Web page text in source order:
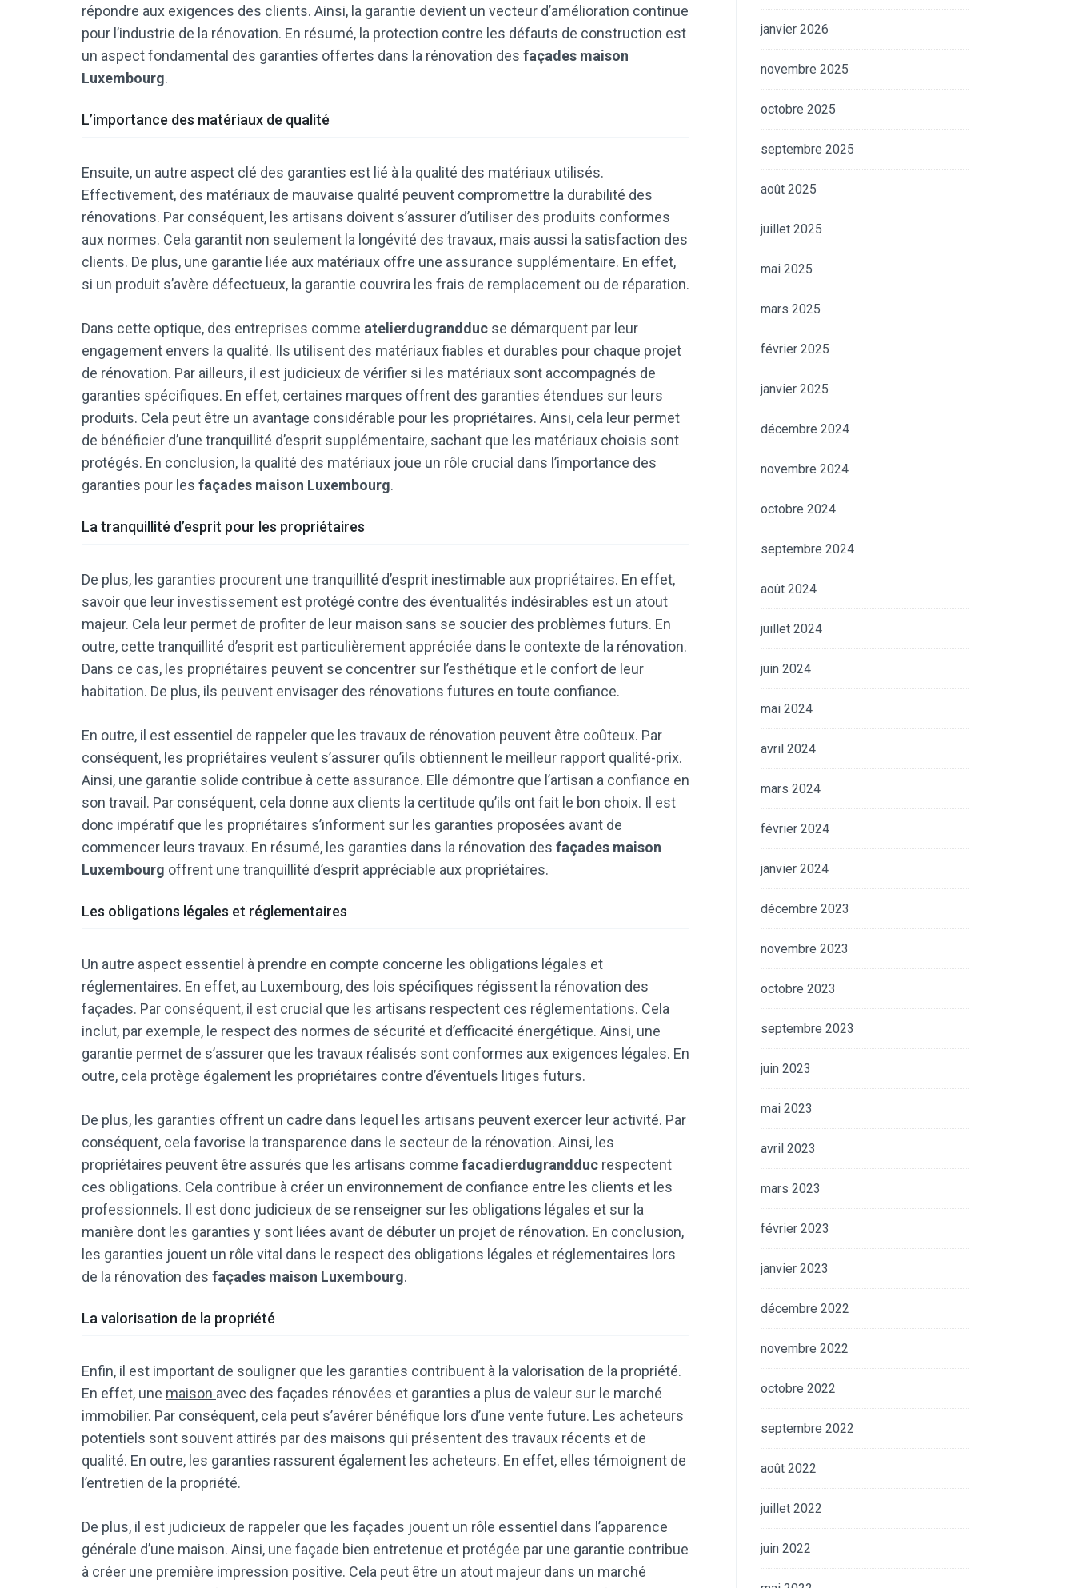
répondre aux exigences des clients. Ainsi, la garantie devient un vecteur d’amélioration continue
pour l’industrie de la rénovation. En résumé, la protection contre les défauts de construction est
un aspect fondamental des garanties offertes dans la rénovation des façades maison
Luxembourg.
L’importance des matériaux de qualité
Ensuite, un autre aspect clé des garanties est lié à la qualité des matériaux utilisés.
Effectivement, des matériaux de mauvaise qualité peuvent compromettre la durabilité des
rénovations. Par conséquent, les artisans doivent s’assurer d’utiliser des produits conformes
aux normes. Cela garantit non seulement la longévité des travaux, mais aussi la satisfaction des
clients. De plus, une garantie liée aux matériaux offre une assurance supplémentaire. En effet,
si un produit s’avère défectueux, la garantie couvrira les frais de remplacement ou de réparation.
Dans cette optique, des entreprises comme atelierdugrandduc se démarquent par leur
engagement envers la qualité. Ils utilisent des matériaux fiables et durables pour chaque projet
de rénovation. Par ailleurs, il est judicieux de vérifier si les matériaux sont accompagnés de
garanties spécifiques. En effet, certaines marques offrent des garanties étendues sur leurs
produits. Cela peut être un avantage considérable pour les propriétaires. Ainsi, cela leur permet
de bénéficier d’une tranquillité d’esprit supplémentaire, sachant que les matériaux choisis sont
protégés. En conclusion, la qualité des matériaux joue un rôle crucial dans l’importance des
garanties pour les façades maison Luxembourg.
La tranquillité d’esprit pour les propriétaires
De plus, les garanties procurent une tranquillité d’esprit inestimable aux propriétaires. En effet,
savoir que leur investissement est protégé contre des éventualités indésirables est un atout
majeur. Cela leur permet de profiter de leur maison sans se soucier des problèmes futurs. En
outre, cette tranquillité d’esprit est particulièrement appréciée dans le contexte de la rénovation.
Dans ce cas, les propriétaires peuvent se concentrer sur l’esthétique et le confort de leur
habitation. De plus, ils peuvent envisager des rénovations futures en toute confiance.
En outre, il est essentiel de rappeler que les travaux de rénovation peuvent être coûteux. Par
conséquent, les propriétaires veulent s’assurer qu’ils obtiennent le meilleur rapport qualité-prix.
Ainsi, une garantie solide contribue à cette assurance. Elle démontre que l’artisan a confiance en
son travail. Par conséquent, cela donne aux clients la certitude qu’ils ont fait le bon choix. Il est
donc impératif que les propriétaires s’informent sur les garanties proposées avant de
commencer leurs travaux. En résumé, les garanties dans la rénovation des façades maison
Luxembourg offrent une tranquillité d’esprit appréciable aux propriétaires.
Les obligations légales et réglementaires
Un autre aspect essentiel à prendre en compte concerne les obligations légales et
réglementaires. En effet, au Luxembourg, des lois spécifiques régissent la rénovation des
façades. Par conséquent, il est crucial que les artisans respectent ces réglementations. Cela
inclut, par exemple, le respect des normes de sécurité et d’efficacité énergétique. Ainsi, une
garantie permet de s’assurer que les travaux réalisés sont conformes aux exigences légales. En
outre, cela protège également les propriétaires contre d’éventuels litiges futurs.
De plus, les garanties offrent un cadre dans lequel les artisans peuvent exercer leur activité. Par
conséquent, cela favorise la transparence dans le secteur de la rénovation. Ainsi, les
propriétaires peuvent être assurés que les artisans comme facadierdugrandduc respectent
ces obligations. Cela contribue à créer un environnement de confiance entre les clients et les
professionnels. Il est donc judicieux de se renseigner sur les obligations légales et sur la
manière dont les garanties y sont liées avant de débuter un projet de rénovation. En conclusion,
les garanties jouent un rôle vital dans le respect des obligations légales et réglementaires lors
de la rénovation des façades maison Luxembourg.
La valorisation de la propriété
Enfin, il est important de souligner que les garanties contribuent à la valorisation de la propriété.
En effet, une maison avec des façades rénovées et garanties a plus de valeur sur le marché
immobilier. Par conséquent, cela peut s’avérer bénéfique lors d’une vente future. Les acheteurs
potentiels sont souvent attirés par des maisons qui présentent des travaux récents et de
qualité. En outre, les garanties rassurent également les acheteurs. En effet, elles témoignent de
l’entretien de la propriété.
De plus, il est judicieux de rappeler que les façades jouent un rôle essentiel dans l’apparence
générale d’une maison. Ainsi, une façade bien entretenue et protégée par une garantie contribue
à créer une première impression positive. Cela peut être un atout majeur dans un marché
janvier 2026
novembre 2025
octobre 2025
septembre 2025
août 2025
juillet 2025
mai 2025
mars 2025
février 2025
janvier 2025
décembre 2024
novembre 2024
octobre 2024
septembre 2024
août 2024
juillet 2024
juin 2024
mai 2024
avril 2024
mars 2024
février 2024
janvier 2024
décembre 2023
novembre 2023
octobre 2023
septembre 2023
juin 2023
mai 2023
avril 2023
mars 2023
février 2023
janvier 2023
décembre 2022
novembre 2022
octobre 2022
septembre 2022
août 2022
juillet 2022
juin 2022